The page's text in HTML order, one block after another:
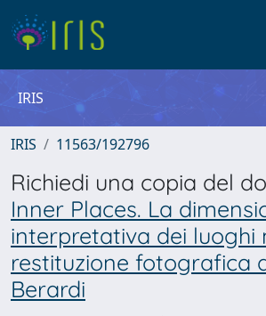
IRIS
IRIS 11563/192796
Richiedi una copia del
Inner Places. La
interpretativa dei luoghi
restituzione fotografica
Berardi